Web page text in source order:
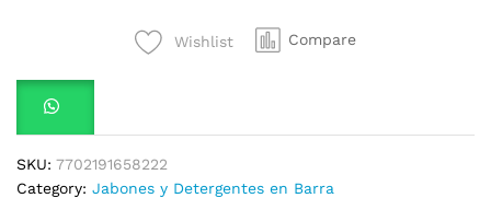
Wishlist Compare
SKU: 7702191658222
Category: Jabones y Detergentes en Barra